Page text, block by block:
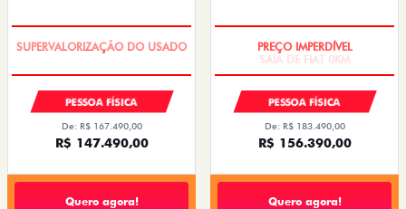
PESSOA FÍSICA
De: R$ 167.490,00
R$ 147.490,00
Quero agora!
PESSOA FÍSICA
De: R$ 183.490,00
R$ 156.390,00
Quero agora!